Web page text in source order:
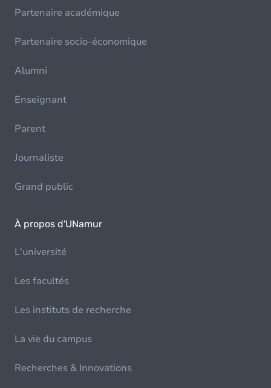
Partenaire académique
Partenaire socio-économique
Alumni
Enseignant
Parent
Journaliste
Grand public
À propos d'UNamur
L'université
Les facultés
Les instituts de recherche
La vie du campus
Recherches & Innovations